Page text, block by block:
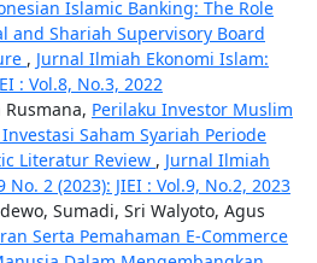
Islamic Banking: The Role
and Shariah Supervisory Board
, Jurnal Ilmiah Ekonomi Islam:
: Vol.8, No.3, 2022
Perilaku Investor Muslim
Saham Syariah Periode
Literatur Review , Jurnal Ilmiah
2 (2023): JIEI : Vol.9, No.2, 2023
Sumadi, Sri Walyoto, Agus
Serta Pemahaman E-Commerce